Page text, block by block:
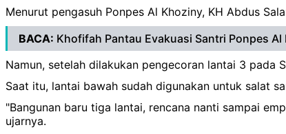
Menurut pengasuh Ponpes Al Khoziny, KH Abdus
BACA: Khofifah Pantau Evakuasi Santri Ponpes
Namun, setelah dilakukan pengecoran lantai 3 pada
Saat itu, lantai bawah sudah digunakan untuk salat
"Bangunan baru tiga lantai, rencana nanti sampai
ujarnya.